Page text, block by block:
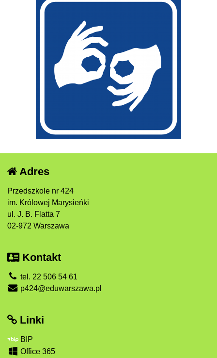
Adres
Przedszkole nr 424
im. Królowej Marysieńki
ul. J. B. Flatta 7
02-972 Warszawa
Kontakt
tel. 22 506 54 61
p424@eduwarszawa.pl
Linki
BIP
Office 365